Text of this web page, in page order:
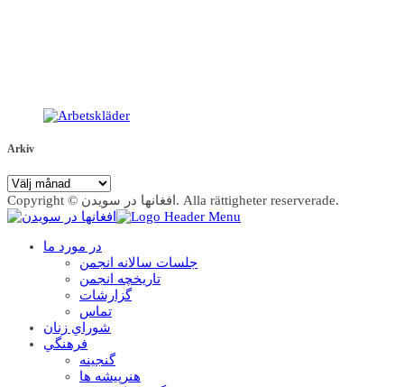
Arkiv
Arkiv
Copyright © افغانها در سویدن. Alla rättigheter reserverade.
در مورد ما
جلسات سالانه انجمن
تاریخچه انجمن
گزارشات
تماس
شوراي زنان
فرهنگي
گنجينه
هنرپيشه ها